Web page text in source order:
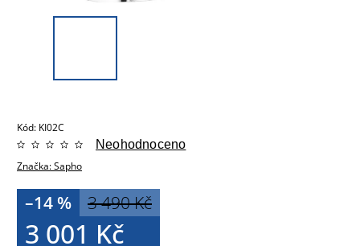
Kód: KI02C
Značka:Sapho
Neohodnoceno
3 490 Kč
–14 %
3 001 Kč